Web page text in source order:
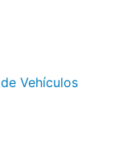
Vehículos